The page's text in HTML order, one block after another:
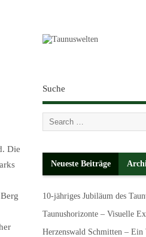
Die
Suche
Neueste Beiträge
10-jähriges Jubiläum des
Taunushorizonte – Visuelle
Herzenswald Schmitten –